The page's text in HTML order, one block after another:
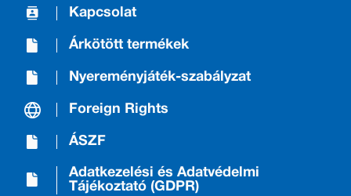
Kapcsolat
Árkötött termékek
Nyereményjáték-szabályzat
Foreign Rights
ÁSZF
Adatkezelési és Adatvédelmi
Tájékoztató (GDPR)